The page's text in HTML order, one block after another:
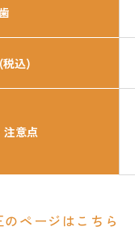
税込)
注意点
ページはこちら